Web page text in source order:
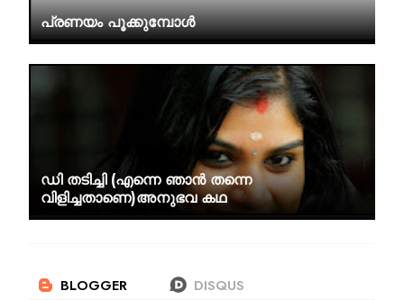
പ്രണയം പൂക്കുമ്പോൾ
ഡി തടിച്ചി (എന്നെ ഞാൻ തന്നെ
വിളിച്ചതാണെ)അനുഭവ കഥ